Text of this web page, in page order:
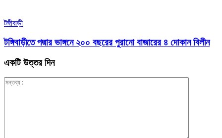
টঙ্গীবাড়ী
টঙ্গিবাড়ীতে পদ্মার ভাঙ্গনে ২০০ বছরের পুরানো বাজারের ৪ দোকান বিলীন
একটি উত্তর দিন